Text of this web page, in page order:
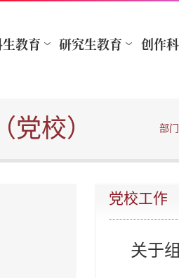
党校） 部
党校工作
关于